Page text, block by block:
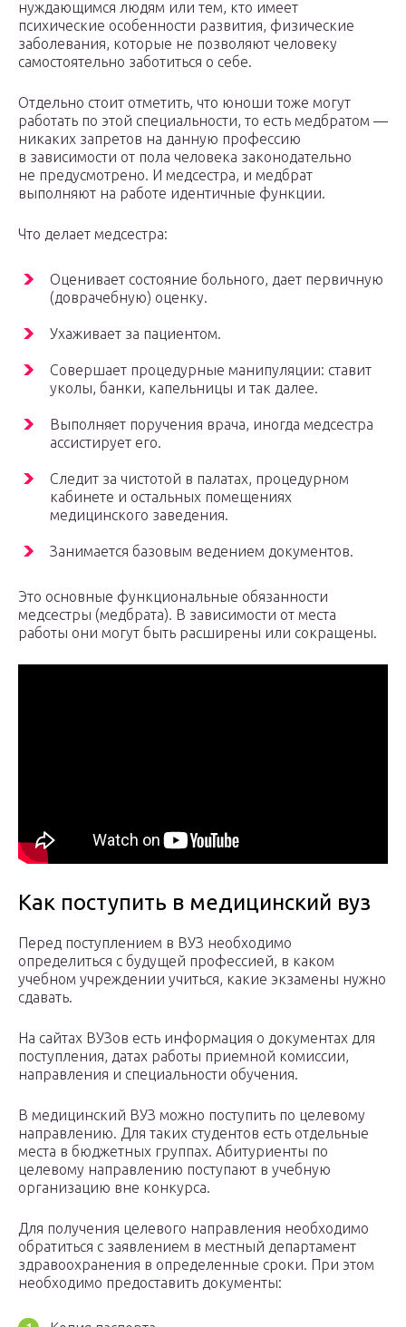
нуждающимся людям или тем, кто имеет
психические особенности развития, физические
заболевания, которые не позволяют человеку
самостоятельно заботиться о себе.
Отдельно стоит отметить, что юноши тоже могут
работать по этой специальности, то есть медбратом —
никаких запретов на данную профессию
в зависимости от пола человека законодательно
не предусмотрено. И медсестра, и медбрат
выполняют на работе идентичные функции.
Что делает медсестра:
Оценивает состояние больного, дает первичную
(доврачебную) оценку.
Ухаживает за пациентом.
Совершает процедурные манипуляции: ставит
уколы, банки, капельницы и так далее.
Выполняет поручения врача, иногда медсестра
ассистирует его.
Следит за чистотой в палатах, процедурном
кабинете и остальных помещениях
медицинского заведения.
Занимается базовым ведением документов.
Это основные функциональные обязанности
медсестры (медбрата). В зависимости от места
работы они могут быть расширены или сокращены.
Как поступить в медицинский вуз
Перед поступлением в ВУЗ необходимо
определиться с будущей профессией, в каком
учебном учреждении учиться, какие экзамены нужно
сдавать.
На сайтах ВУЗов есть информация о документах для
поступления, датах работы приемной комиссии,
направления и специальности обучения.
В медицинский ВУЗ можно поступить по целевому
направлению. Для таких студентов есть отдельные
места в бюджетных группах. Абитуриенты по
целевому направлению поступают в учебную
организацию вне конкурса.
Для получения целевого направления необходимо
обратиться с заявлением в местный департамент
здравоохранения в определенные сроки. При этом
необходимо предоставить документы: